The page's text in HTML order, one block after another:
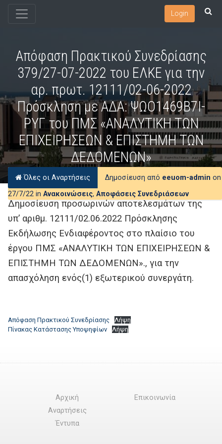
Login
Απόφαση Πρακτικού Συνεδρίασης
379/27-07-2022 του ΕΛΚΕ για την
αρ. πρωτ. 12111/02-06-2022
Πρόσκληση με ΑΔΑ: ΨΩΟ1469Β7Ι-
ΡΥΓ του ΠΜΣ «ΑΝΑΛΥΤΙΚΗ ΤΩΝ
ΕΠΙΧΕΙΡΗΣΕΩΝ & ΕΠΙΣΤΗΜΗ ΤΩΝ
ΔΕΔΟΜΕΝΩΝ»
Όλες οι Αναρτήσεις Δημοσίευση από eeuom-admin on
27/7/22 in Ανακοινώσεις, Αποφάσεις Συνεδριάσεων
Δημοσίευση προσωρινών αποτελεσμάτων της
υπ’ αριθμ. 12111/02.06.2022 Πρόσκλησης
Εκδήλωσης Ενδιαφέροντος στο πλαίσιο του
έργου ΠΜΣ «ΑΝΑΛΥΤΙΚΗ ΤΩΝ ΕΠΙΧΕΙΡΗΣΕΩΝ &
ΕΠΙΣΤΗΜΗ ΤΩΝ ΔΕΔΟΜΕΝΩΝ»., για την
απασχόληση ενός(1) εξωτερικού συνεργάτη.
Απόφαση Πρακτικού Συνεδρίασης
Λήψη
Πίνακας Κατάστασης Υποψηφίων
Λήψη
Αρχική
Αναρτήσεις
Έντυπα
Επικοινωνία